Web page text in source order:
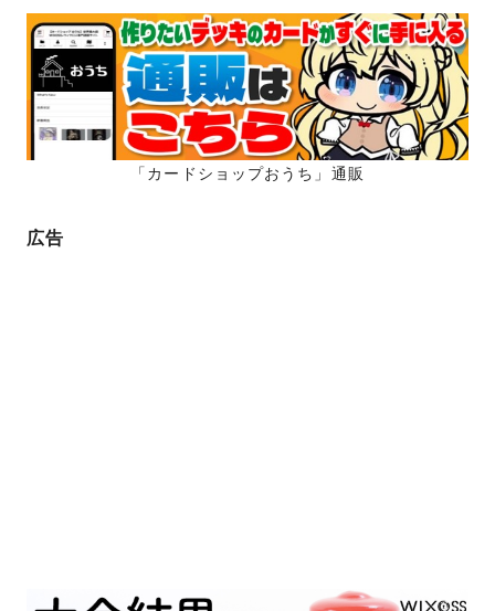
「カードショップおうち」通販
広告